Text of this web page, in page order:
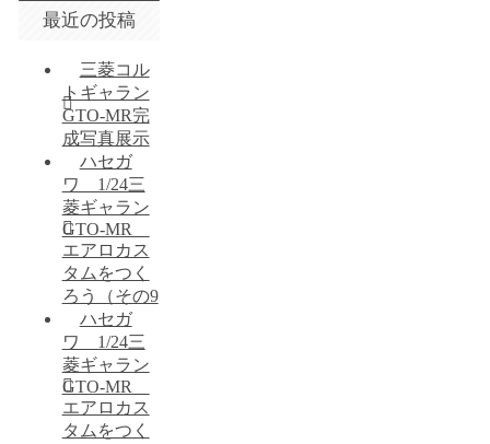
最近の投稿
三菱コル
トギャラン
GTO-MR完
成写真展示
ハセガ
ワ 1/24三
菱ギャラン
GTO-MR
エアロカス
タムをつく
ろう（その9
ハセガ
ワ 1/24三
菱ギャラン
GTO-MR
エアロカス
タムをつく